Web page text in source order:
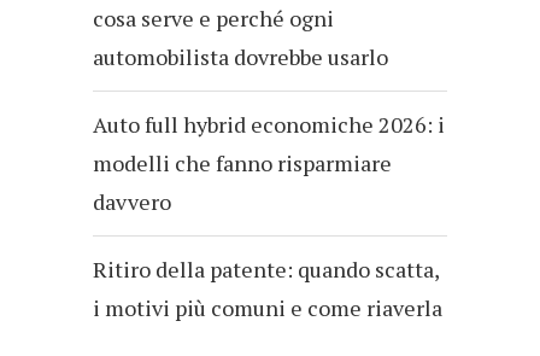
cosa serve e perché ogni
automobilista dovrebbe usarlo
Auto full hybrid economiche 2026: i
modelli che fanno risparmiare
davvero
Ritiro della patente: quando scatta,
i motivi più comuni e come riaverla